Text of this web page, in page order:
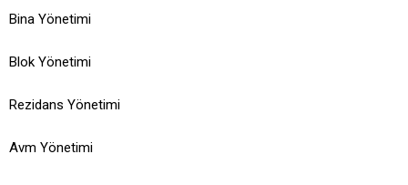
Bina Yönetimi
Blok Yönetimi
Rezidans Yönetimi
Avm Yönetimi